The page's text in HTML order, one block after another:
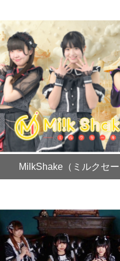
MilkShake（ミルクセー